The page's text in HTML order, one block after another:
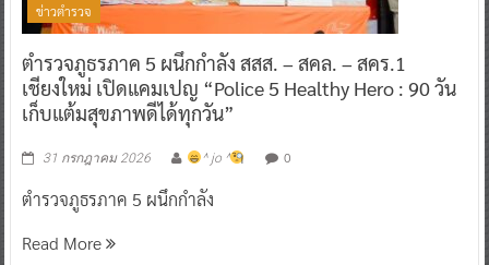
ข่าวตำรวจ
ตำรวจภูธรภาค 5 ผนึกกำลัง สสส. – สคล. – สคร.1
เชียงใหม่ เปิดแคมเปญ “Police 5 Healthy Hero : 90 วัน
เก็บแต้มสุขภาพดีได้ทุกวัน”
31 กรกฎาคม 2026 ^ jo ^ 0
ตำรวจภูธรภาค 5 ผนึกกำลัง
Read More